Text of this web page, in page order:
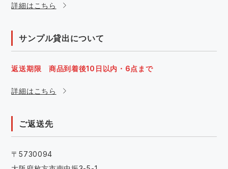
詳細はこちら
サンプル貸出について
返送期限 商品到着後10日以内・6点まで
詳細はこちら
ご返送先
〒5730094